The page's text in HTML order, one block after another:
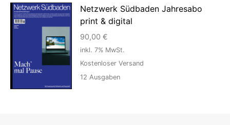
Netzwerk Südbaden Jahresabo
print & digital
90,00 €
inkl. 7% MwSt.
Kostenloser Versand
12 Ausgaben